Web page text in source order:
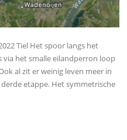
Tiel Het spoor langs het
het smalle eilandperron loop
al zit er weinig leven meer in
etappe. Het symmetrische